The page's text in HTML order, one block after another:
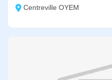
Centreville OYEM